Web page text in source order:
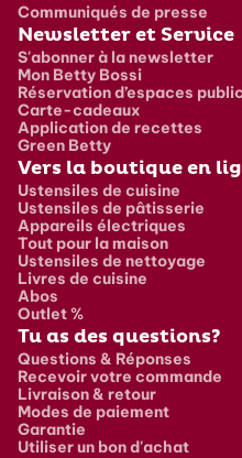
Communiqués de presse
Newsletter et Service
S'abonner à la newsletter
Mon Betty Bossi
Réservation d’espaces
Carte-cadeaux
Application de recettes
Green Betty
Vers la boutique en
Ustensiles de cuisine
Ustensiles de pâtisserie
Appareils électriques
Tout pour la maison
Ustensiles de nettoyage
Livres de cuisine
Abos
Outlet %
Tu as des questions?
Questions & Réponses
Recevoir votre commande
Livraison & retour
Modes de paiement
Garantie
Utiliser un bon d'achat